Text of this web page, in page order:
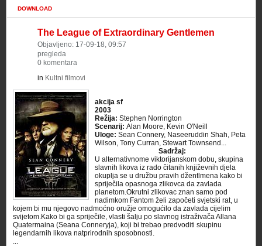
DOWNLOAD
The League of Extraordinary Gentlemen
Objavljeno: 17-09-18, 09:57
pregleda
0 komentara
in Kultni filmovi
akcija sf
2003
Režija: Stephen Norrington
Scenarij: Alan Moore, Kevin O'Neill
Uloge: Sean Connery, Naseeruddin Shah, Peta
Wilson, Tony Curran, Stewart Townsend...
Sadržaj:
U alternativnome viktorijanskom dobu, skupina
slavnih likova iz rado čitanih književnih djela
okuplja se u družbu pravih džentlmena kako bi
spriječila opasnoga zlikovca da zavlada
planetom.Okrutni zlikovac znan samo pod
nadimkom Fantom želi započeti svjetski rat, u
kojem bi mu njegovo nadmoćno oružje omogućilo da zavlada cijelim
svijetom.Kako bi ga spriječile, vlasti šalju po slavnog istraživača Allana
Quatermaina (Seana Conneryja), koji bi trebao predvoditi skupinu
legendarnih likova natprirodnih sposobnosti.
...